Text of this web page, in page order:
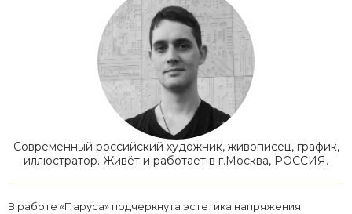
Современный российский художник, живописец, график,
иллюстратор. Живёт и работает в г.Москва, РОССИЯ.
В работе «Паруса» подчеркнута эстетика напряжения